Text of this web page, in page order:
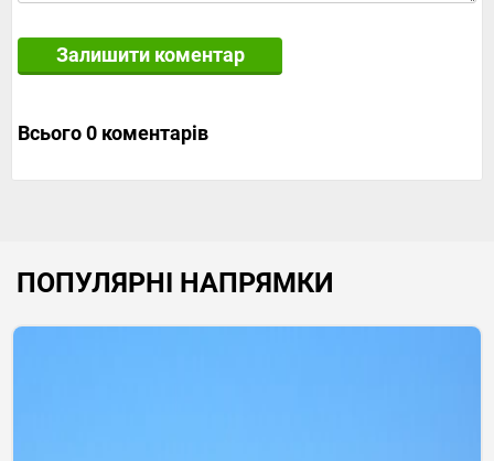
Залишити коментар
Всього 0 коментарів
ПОПУЛЯРНІ НАПРЯМКИ